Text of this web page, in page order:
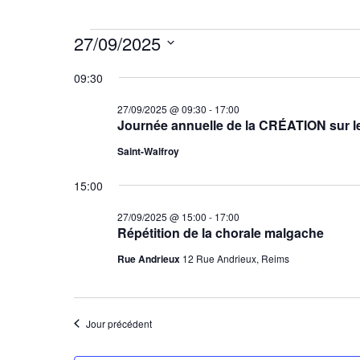
Évènements
27/09/2025
27/09/2025
une
09:30
Journée annuelle de la CRÉATION sur
27/09/2025 @ 09:30 - 17:00
Saint-Walfroy
15:00
Répétition de la chorale malgache
27/09/2025 @ 15:00 - 17:00
Rue Andrieux 12 Rue Andrieux, Reims
Jour précédent